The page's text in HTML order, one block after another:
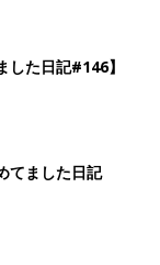
した日記#146】
てました日記